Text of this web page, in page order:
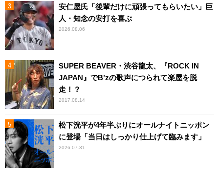
安仁屋氏「後輩だけに頑張ってもらいたい」巨
人・知念の安打を喜ぶ
2026.08.06
SUPER BEAVER・渋谷龍太、『ROCK IN
JAPAN』でB’zの歌声につられて楽屋を脱
走！？
2017.08.14
松下洸平が4年半ぶりにオールナイトニッポン
に登場「当日はしっかり仕上げて臨みます」
2026.07.31